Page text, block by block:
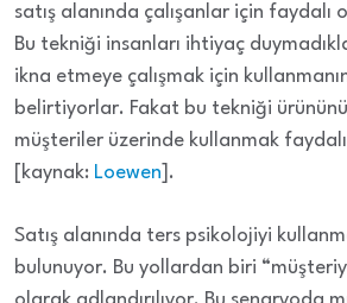
satış alanında çalışanlar için faydalı
Bu tekniği insanları ihtiyaç
ikna etmeye çalışmak için
belirtiyorlar. Fakat bu tekniği
müşteriler üzerinde kullanmak
[kaynak: Loewen ].
Satış alanında ters psikolojiyi
bulunuyor. Bu yollardan biri